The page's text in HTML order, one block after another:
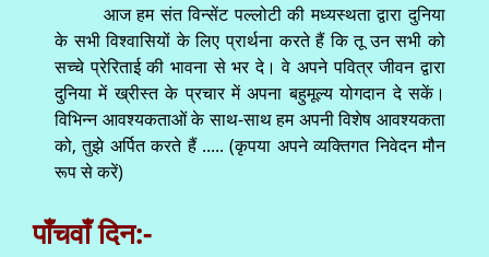
आज हम संत विन्सेंट पल्लोटी की मध्यस्थता द्वारा दुनिया
के सभी विश्वासियों के लिए प्रार्थना करते हैं कि तू उन सभी को
सच्चे प्रेरिताई की भावना से भर दे। वे अपने पवित्र जीवन द्वारा
दुनिया में ख्रीस्त के प्रचार में अपना बहुमूल्य योगदान दे सकें।
विभिन्न आवश्यकताओं के साथ-साथ हम अपनी विशेष आवश्यकता
को, तुझे अर्पित करते हैं ..... (कृपया अपने व्यक्तिगत निवेदन मौन
रूप से करें)
पाँचवाँ दिन:-